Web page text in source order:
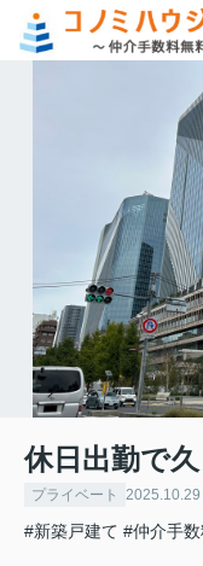
休日出勤で
プライベート 2025.10.29
#新築戸建て #仲介手